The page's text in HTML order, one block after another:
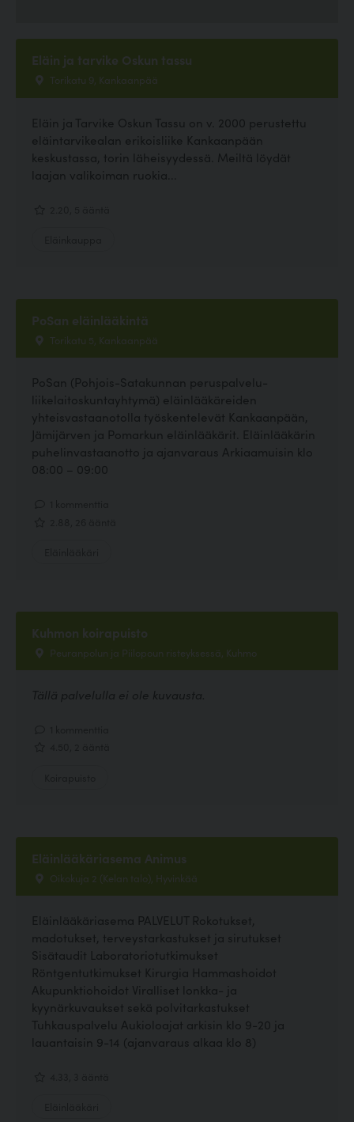
Eläin ja tarvike Oskun tassu
Torikatu 9, Kankaanpää
Eläin ja Tarvike Oskun Tassu on v. 2000 perustettu
eläintarvikealan erikoisliike Kankaanpään
keskustassa, torin läheisyydessä. Meiltä löydät
laajan valikoiman ruokia...
PoSan eläinlääkintä
Torikatu 5, Kankaanpää
PoSan (Pohjois-Satakunnan peruspalvelu-
liikelaitoskuntayhtymä) eläinlääkäreiden
yhteisvastaanotolla työskentelevät Kankaanpään,
Jämijärven ja Pomarkun eläinlääkärit. Eläinlääkärin
puhelinvastaanotto ja ajanvaraus Arkiaamuisin klo
08:00 – 09:00
Kuhmon koirapuisto
Peuranpolun ja Piilopoun risteyksessä, Kuhmo
Tällä palvelulla ei ole kuvausta.
Eläinlääkäriasema Animus
Oikokuja 2 (Kelan talo), Hyvinkää
Eläinlääkäriasema PALVELUT Rokotukset,
madotukset, terveystarkastukset ja sirutukset
Sisätaudit Laboratoriotutkimukset
Röntgentutkimukset Kirurgia Hammashoidot
Akupunktiohoidot Viralliset lonkka- ja
kyynärkuvaukset sekä polvitarkastukset
Tuhkauspalvelu Aukioloajat arkisin klo 9-20 ja
lauantaisin 9-14 (ajanvaraus alkaa klo 8)